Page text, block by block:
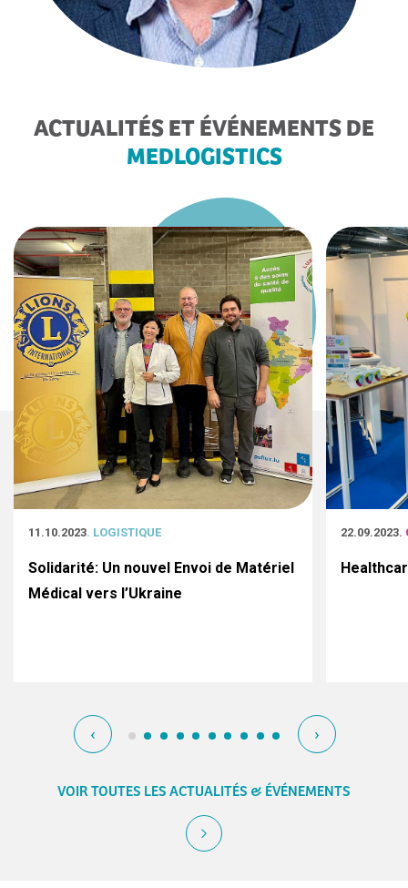
ACTUALITÉS ET ÉVÉNEMENTS DE
MEDLOGISTICS
11.10.2023. LOGISTIQUE
Solidarité: Un nouvel Envoi de Matériel
Médical vers l’Ukraine
22.09.2023.
‹ ›
VOIR TOUTES LES ACTUALITÉS & ÉVÉNEMENTS